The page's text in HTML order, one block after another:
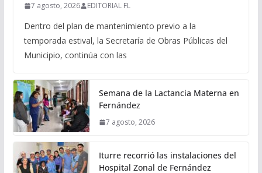
7 agosto, 2026 EDITORIAL FL
Dentro del plan de mantenimiento previo a la
temporada estival, la Secretaría de Obras Públicas del
Municipio, continúa con las
Semana de la Lactancia Materna en
Fernández
7 agosto, 2026
Iturre recorrió las instalaciones del
Hospital Zonal de Fernández